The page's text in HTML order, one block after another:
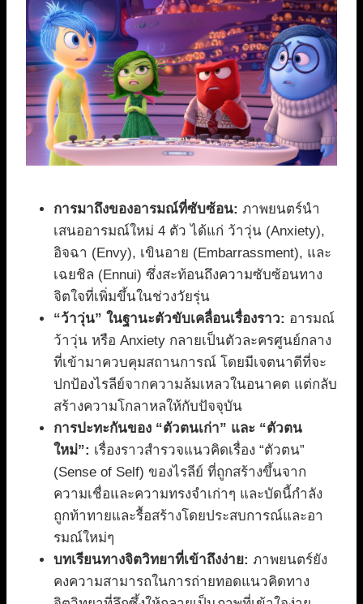
การมาถึงของอารมณ์ที่ซับซ้อน: ภาพยนตร์นำ
เสนออารมณ์ใหม่ 4 ตัว ได้แก่ ว้าวุ่น (Anxiety),
อิจฉา (Envy), เขินอาย (Embarrassment), และ
เฉยชิล (Ennui) ซึ่งสะท้อนถึงความซับซ้อนทาง
จิตใจที่เพิ่มขึ้นในช่วงวัยรุ่น
“ว้าวุ่น” ในฐานะตัวขับเคลื่อนเรื่องราว: อารมณ์
ว้าวุ่น หรือ Anxiety กลายเป็นตัวละครศูนย์กลาง
ที่เข้ามาควบคุมสถานการณ์ โดยมีเจตนาดีที่จะ
ปกป้องไรลีย์จากความล้มเหลวในอนาคต แต่กลับ
สร้างความโกลาหลให้กับปัจจุบัน
การปะทะกันของ “ตัวตนเก่า” และ “ตัวตน
ใหม่”: เรื่องราวสำรวจแนวคิดเรื่อง “ตัวตน”
(Sense of Self) ของไรลีย์ ที่ถูกสร้างขึ้นจาก
ความเชื่อและความทรงจำเก่าๆ และบัดนี้กำลัง
ถูกท้าทายและรื้อสร้างโดยประสบการณ์และอา
รมณ์ใหม่ๆ
บทเรียนทางจิตวิทยาที่เข้าถึงง่าย: ภาพยนตร์ยัง
คงความสามารถในการถ่ายทอดแนวคิดทาง